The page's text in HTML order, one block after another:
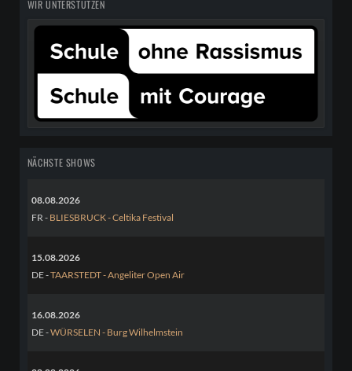
WIR UNTERSTÜTZEN
NÄCHSTE SHOWS
08.08.2026
FR - BLIESBRUCK - Celtika Festival
15.08.2026
DE -TAARSTEDT - Angeliter Open Air
16.08.2026
DE -WÜRSELEN - Burg Wilhelmstein